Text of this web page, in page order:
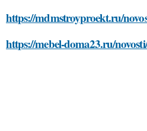
https://mdmstroyproekt.ru/
https://mebel-doma23.ru/